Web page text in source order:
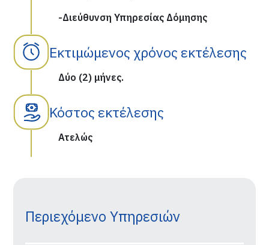
-Διεύθυνση Υπηρεσίας Δόμησης
Εκτιμώμενος χρόνος εκτέλεσης
Δύο (2) μήνες.
Κόστος εκτέλεσης
Ατελώς
Περιεχόμενο Υπηρεσιών